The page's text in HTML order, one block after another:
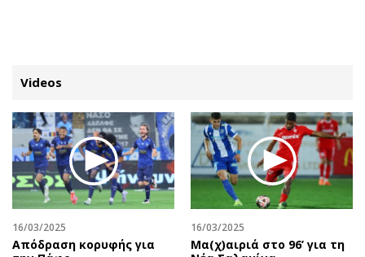
ΚΑΤΗΓΟΡΙΕΣ ΣΥΝΔΕΣΗ
Κύπρος
Παιδεία
Υγεία
Πολιτική
Απόψεις
Αρθρογραφία
The Hill
Υγεία
Videos
16/03/2025
Απόδραση κορυφής για
16/03/2025
Μα(χ)αιριά στο 96’ για τη